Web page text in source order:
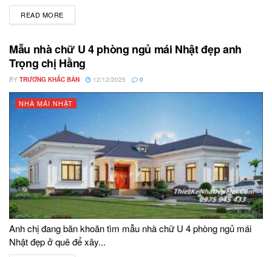
READ MORE
Mẫu nhà chữ U 4 phòng ngủ mái Nhật đẹp anh
Trọng chị Hằng
BY TRƯƠNG KHẮC BẢN 12/12/2025 0
NHÀ MÁI NHẬT
Anh chị đang băn khoăn tìm mẫu nhà chữ U 4 phòng ngủ mái
Nhật đẹp ở quê để xây...